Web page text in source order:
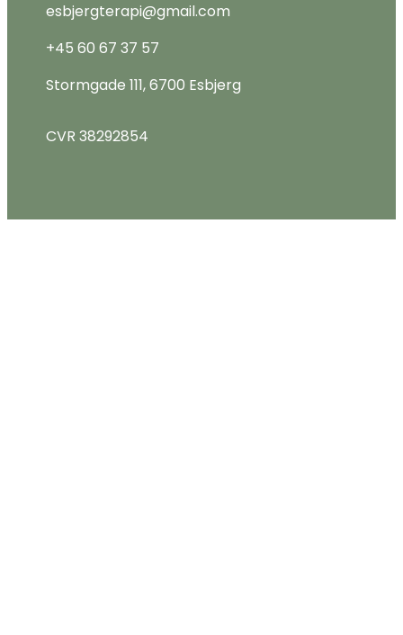
esbjergterapi@gmail.com
+4560 67 37 57
Stormgade 111,6700 Esbjerg
CVR 38292854